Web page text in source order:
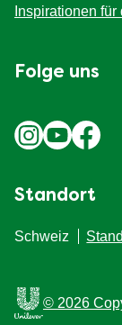
Inspirationen
Folge uns
Standort
Schweiz
© 2026